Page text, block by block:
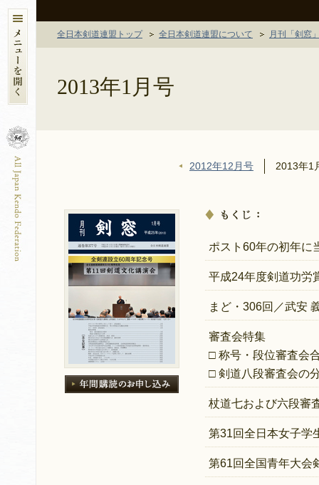
全日本剣道連盟トップ 全日本剣道連盟について 月刊「剣窓
2013年1月号
2012年12月号 2013年1
ポスト60年の初年に
平成24年度剣道功労
まど・306回／武安
審査会特集
□ 称号・段位審査会
□ 剣道八段審査会の
杖道七および六段審
第31回全日本女子学
第61回全国青年大会